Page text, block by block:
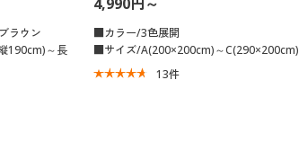
ラウン
190cm)～長
■カラー/3色展開
■サイズ/A(200×200cm)～C(290×200cm)
13件